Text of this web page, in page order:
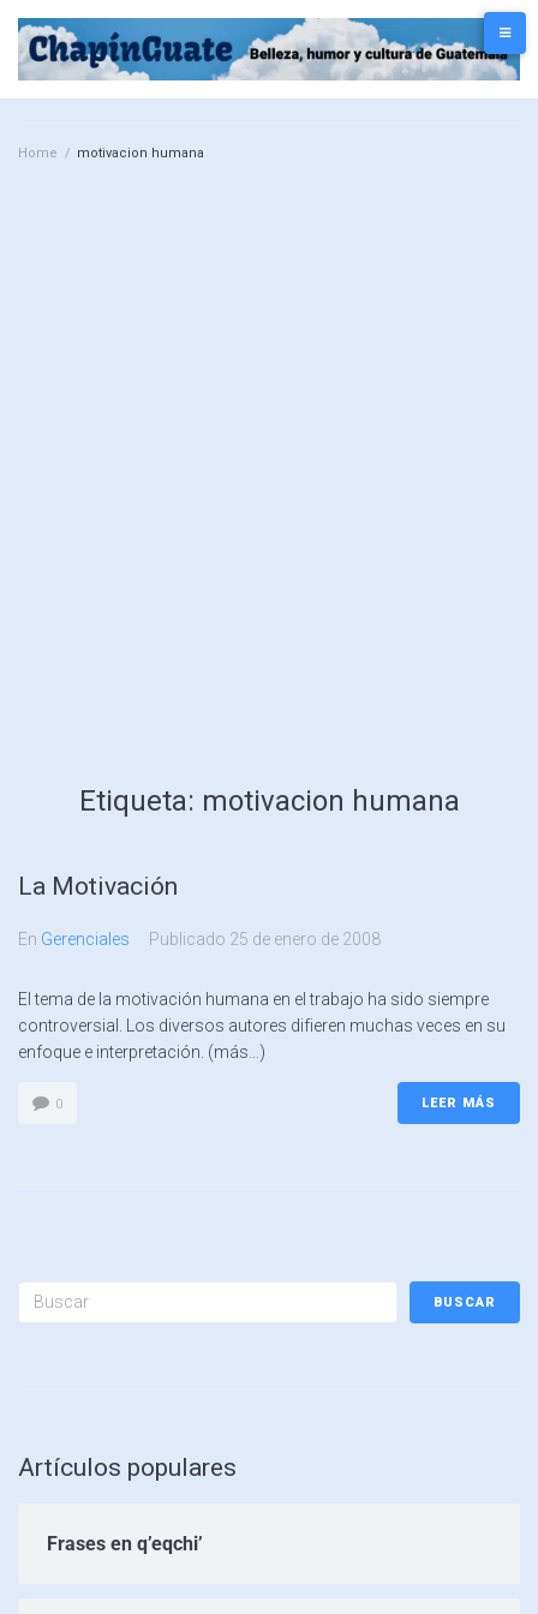
Home / motivacion humana
Etiqueta: motivacion humana
La Motivación
En Gerenciales Publicado 25 de enero de 2008
El tema de la motivación humana en el trabajo ha sido siempre
controversial. Los diversos autores difieren muchas veces en su
enfoque e interpretación. (más…)
0 LEER MÁS
BUSCAR
Artículos populares
Frases en q’eqchi’